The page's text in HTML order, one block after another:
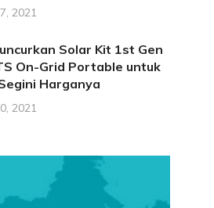
2021
Solar Kit 1st Gen
On-Grid Portable untuk
Harganya
2021